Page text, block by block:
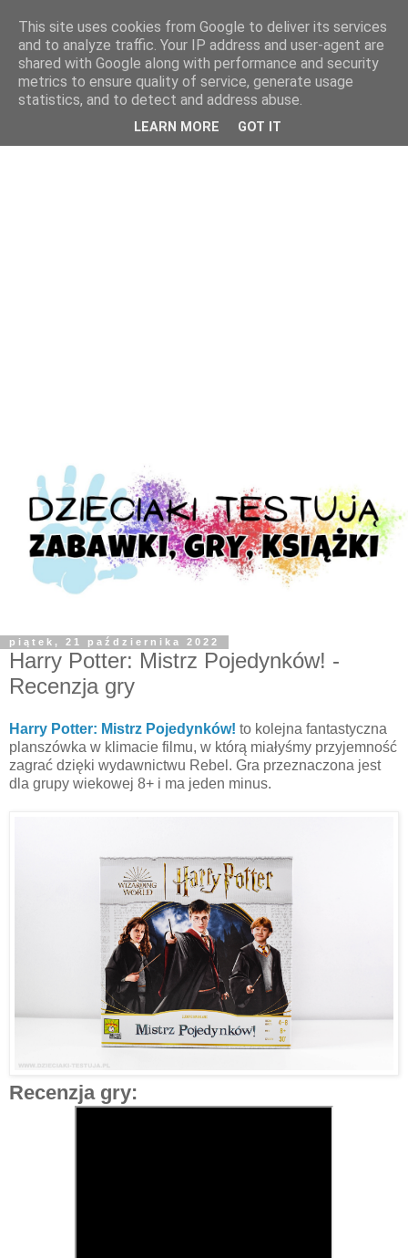
piątek, 21 października 2022
Harry Potter: Mistrz Pojedynków! -
Recenzja gry
Harry Potter: Mistrz Pojedynków! to kolejna fantastyczna
planszówka w klimacie filmu, w którą miałyśmy przyjemność
zagrać dzięki wydawnictwu Rebel. Gra przeznaczona jest
dla grupy wiekowej 8+ i ma jeden minus.
Recenzja gry:
This site uses cookies from Google to deliver its services
and to analyze traffic. Your IP address and user-agent are
shared with Google along with performance and security
metrics to ensure quality of service, generate usage
statistics, and to detect and address abuse.
LEARN MORE GOT IT